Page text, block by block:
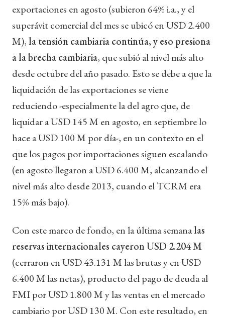
exportaciones en agosto (subieron 64% i.a., y el
superávit comercial del mes se ubicó en USD 2.400
M), la tensión cambiaria continúa, y eso presiona
a la brecha cambiaria, que subió al nivel más alto
desde octubre del año pasado. Esto se debe a que la
liquidación de las exportaciones se viene
reduciendo -especialmente la del agro que, de
liquidar a USD 145 M en agosto, en septiembre lo
hace a USD 100 M por día-, en un contexto en el
que los pagos por importaciones siguen escalando
(en agosto llegaron a USD 6.400 M, alcanzando el
nivel más alto desde 2013, cuando el TCRM era
15% más bajo).
Con este marco de fondo, en la última semanalas
reservas internacionales cayeron USD 2.204 M
(cerraron en USD 43.131 M las brutas y en USD
6.400 M las netas), producto del pago de deuda al
FMI por USD 1.800 M y las ventas en el mercado
cambiario por USD 130 M. Con este resultado, en